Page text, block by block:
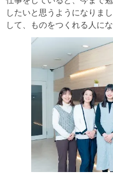
したいと思うようになりま
して、ものをつくれる人に